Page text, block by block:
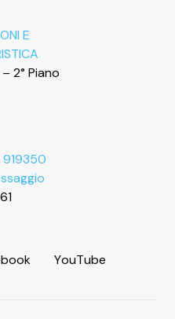
E
2° Piano
919350
book YouTube